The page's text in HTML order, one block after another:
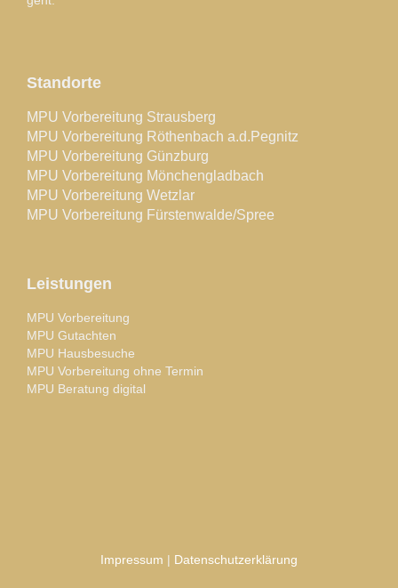
Standorte
MPU Vorbereitung Strausberg
MPU Vorbereitung Röthenbach a.d.Pegnitz
MPU Vorbereitung Günzburg
MPU Vorbereitung Mönchengladbach
MPU Vorbereitung Wetzlar
MPU Vorbereitung Fürstenwalde/Spree
Leistungen
MPU Vorbereitung
MPU Gutachten
MPU Hausbesuche
MPU Vorbereitung ohne Termin
MPU Beratung digital
Impressum Datenschutzerklärung